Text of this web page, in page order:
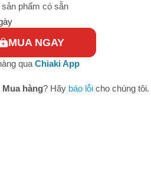
sản phẩm có sẵn
MUA NGAY
qua Chiaki App
Mua hàng? Hãy báo lỗi cho chúng tôi.
?